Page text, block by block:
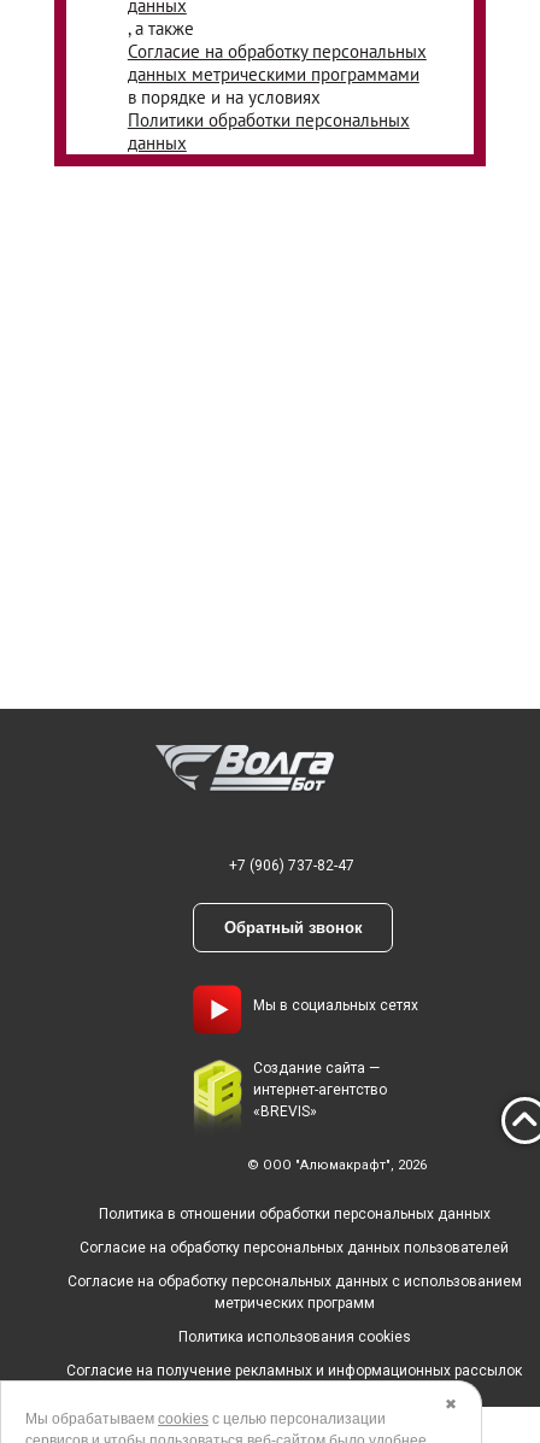
данных
, а также
Согласие на обработку персональных
данных метрическими программами
в порядке и на условиях
Политики обработки персональных
данных
+7 (906) 737-82-47
Обратный звонок
Мы в социальных сетях
Создание сайта —
интернет-агентство
«BREVIS»
© ООО "Алюмакрафт", 2026
Политика в отношении обработки персональных данных
Согласие на обработку персональных данных пользователей
Согласие на обработку персональных данных с использованием
метрических программ
Политика использования cookies
Согласие на получение рекламных и информационных рассылок
✖
Мы обрабатываем cookies с целью персонализации